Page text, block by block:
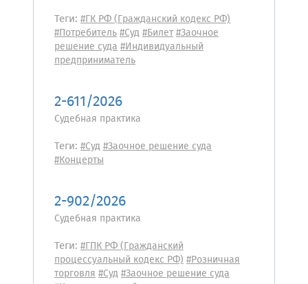
Теги: #ГК РФ (Гражданский кодекс РФ)
#Потребитель#Суд#Билет#Заочное
решение суда#Индивидуальный
предприниматель
2-611/2026
Судебная практика
Теги: #Суд#Заочное решение суда
#Концерты
2-902/2026
Судебная практика
Теги: #ГПК РФ (Гражданский
процессуальный кодекс РФ)#Розничная
торговля#Суд#Заочное решение суда